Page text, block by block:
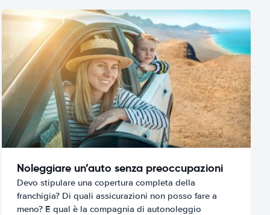
Noleggiare un’auto senza preoccupazioni
Devo stipulare una copertura completa della
franchigia? Di quali assicurazioni non posso fare a
meno? E qual è la compagnia di autonoleggio